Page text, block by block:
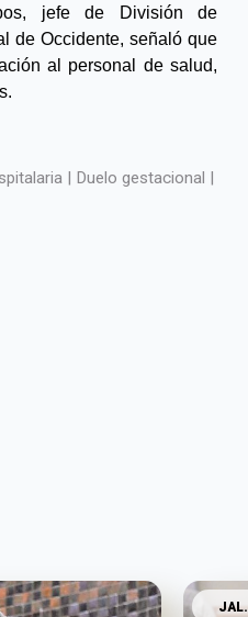
jefe de División de
de Occidente, señaló que
al personal de salud,
| Duelo gestacional |
JAL.